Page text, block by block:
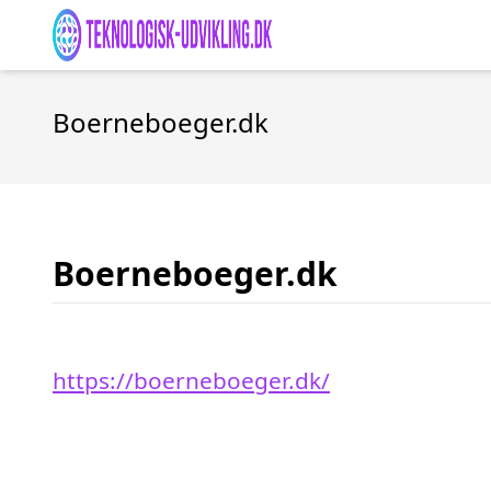
Boerneboeger.dk
Boerneboeger.dk
https://boerneboeger.dk/